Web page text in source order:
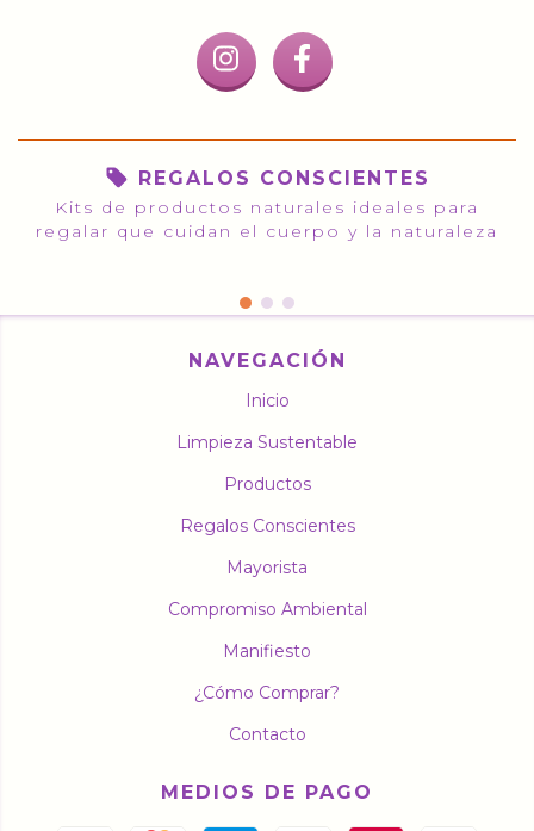
REGALOS CONSCIENTES
Kits de productos naturales ideales para
regalar que cuidan el cuerpo y la naturaleza
NAVEGACIÓN
Inicio
Limpieza Sustentable
Productos
Regalos Conscientes
Mayorista
Compromiso Ambiental
Manifiesto
¿Cómo Comprar?
Contacto
MEDIOS DE PAGO